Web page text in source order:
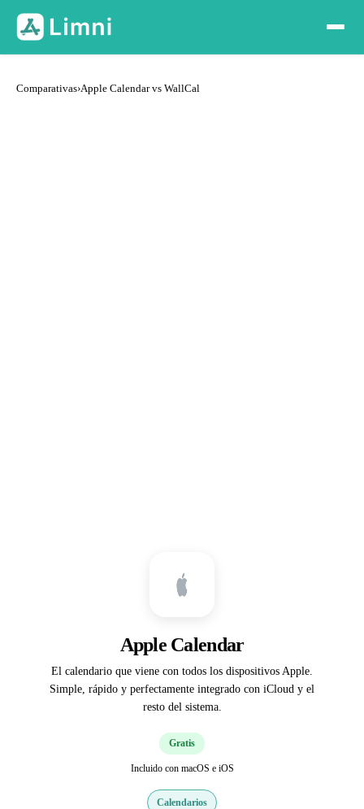
Comparativas›Apple Calendar vs WallCal
Apple Calendar
El calendario que viene con todos los dispositivos Apple.
Simple, rápido y perfectamente integrado con iCloud y el
resto del sistema.
Gratis
Incluido con macOS e iOS
Calendarios